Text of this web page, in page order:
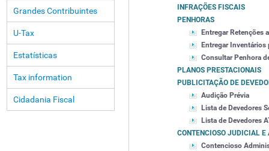
Grandes Contribuintes
U-Tax
Estatísticas
Tax information
Cidadania Fiscal
INFRAÇÕES FISCAIS
PENHORAS
Entregar Retenções
Entregar Inventários
Consultar Penhora
PLANOS PRESTACIONAIS
PUBLICITAÇÃO DE
Audição Prévia
Lista de Devedores
Lista de Devedores
CONTENCIOSO JUDICIAL
Contencioso